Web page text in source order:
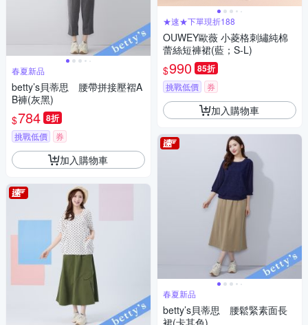
春夏新品
betty’s貝蒂思 腰帶拼接壓褶A
B褲(灰黑)
$784 8折
挑戰低價 券
加入購物車
★速★下單現折188
OUWEY歐薇 小菱格刺繡純棉
蕾絲短褲裙(藍；S-L)
$990 85折
挑戰低價 券
加入購物車
春夏新品
betty’s貝蒂思 腰鬆緊素面長